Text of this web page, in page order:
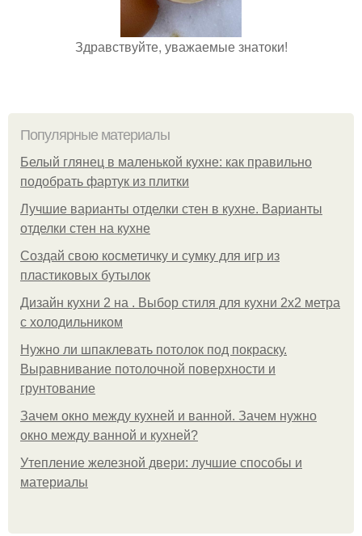
Здравствуйте, уважаемые знатоки!
Популярные материалы
Белый глянец в маленькой кухне: как правильно
подобрать фартук из плитки
Лучшие варианты отделки стен в кухне. Варианты
отделки стен на кухне
Создай свою косметичку и сумку для игр из
пластиковых бутылок
Дизайн кухни 2 на . Выбор стиля для кухни 2х2 метра
с холодильником
Нужно ли шпаклевать потолок под покраску.
Выравнивание потолочной поверхности и
грунтование
Зачем окно между кухней и ванной. Зачем нужно
окно между ванной и кухней?
Утепление железной двери: лучшие способы и
материалы